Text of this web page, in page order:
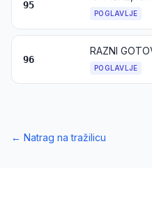
95
POGLAVLJE
96
RAZNI
POGLAVLJE
← Natrag na tražilicu